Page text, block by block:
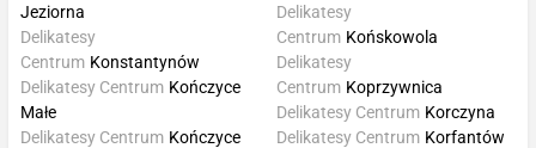
Jeziorna
Delikatesy
Centrum Konstantynów
Delikatesy Centrum Kończyce
Małe
Delikatesy Centrum Kończyce
Delikatesy
Centrum Końskowola
Delikatesy
Centrum Koprzywnica
Delikatesy Centrum Korczyna
Delikatesy Centrum Korfantów